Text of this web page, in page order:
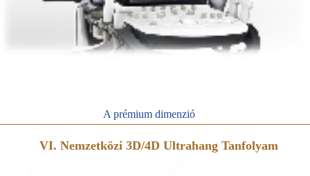
A prémium dimenzió
VI. Nemzetközi 3D/4D Ultrahang Tanfolyam